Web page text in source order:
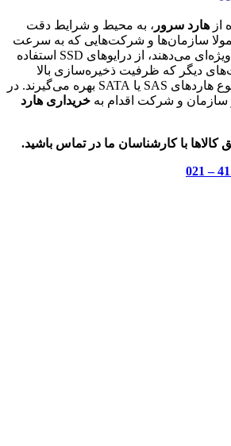
از هارد سرور ، به محیط و شرایط دقت
سازمان‌ها و شرکت‌هایی که به سرعت
انتقال اطلاعات اهمیت ویژه‌ای می‌دهند، از درایوهای SSD استفاده
دیگر که ظرفیت ذخیره‌سازی بالا
برایشان مهم است، از نوع هاردهای SAS یا SATA بهره می‌گیرند. در
سازمان و شرکت اقدام به خریداری هارد
با کارشناسان ما در تماس باشید.